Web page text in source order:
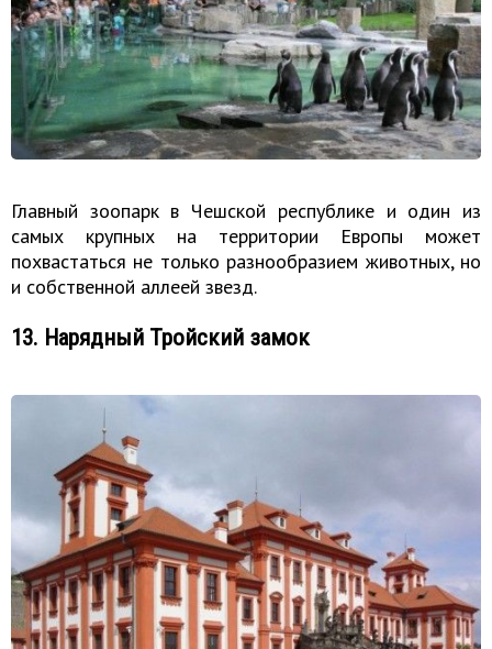
Главный зоопарк в Чешской республике и один из
самых крупных на территории Европы может
похвастаться не только разнообразием животных, но
и собственной аллеей звезд.
13. Нарядный Тройский замок